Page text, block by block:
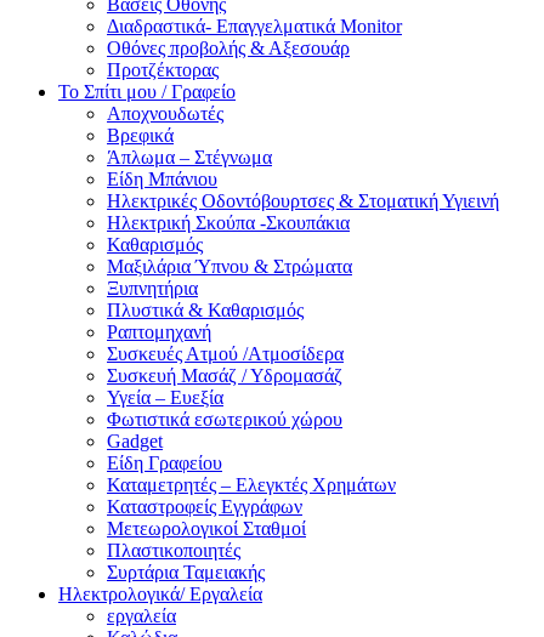
Διαδραστικά- Επαγγελματικά Monitor
Οθόνες προβολής & Αξεσουάρ
Προτζέκτορας
Το Σπίτι μου / Γραφείο
Αποχνουδωτές
Βρεφικά
Άπλωμα – Στέγνωμα
Είδη Μπάνιου
Ηλεκτρικές Οδοντόβουρτσες & Στοματική Υγιεινή
Ηλεκτρική Σκούπα -Σκουπάκια
Καθαρισμός
Μαξιλάρια Ύπνου & Στρώματα
Ξυπνητήρια
Πλυστικά & Καθαρισμός
Ραπτομηχανή
Συσκευές Ατμού /Ατμοσίδερα
Συσκευή Μασάζ / Υδρομασάζ
Υγεία – Ευεξία
Φωτιστικά εσωτερικού χώρου
Gadget
Είδη Γραφείου
Καταμετρητές – Ελεγκτές Χρημάτων
Καταστροφείς Εγγράφων
Μετεωρολογικοί Σταθμοί
Πλαστικοποιητές
Συρτάρια Ταμειακής
Ηλεκτρολογικά/ Εργαλεία
εργαλεία